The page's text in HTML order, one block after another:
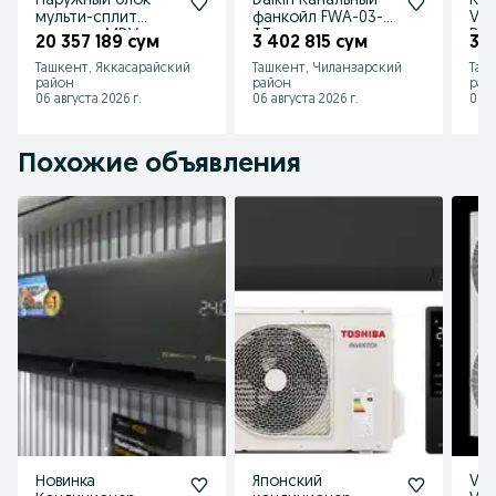
мульти-сплит
системы MDV
MD5O-42HFN8
20 357 189 сум
Ташкент, Яккасарайский
район
06 августа 2026 г.
фанкойл FWA-03-
AT
3 402 815 сум
Ташкент, Чиланзарский
район
06 августа 2026 г.
3
06
Похожие объявления
Новинка
Японский